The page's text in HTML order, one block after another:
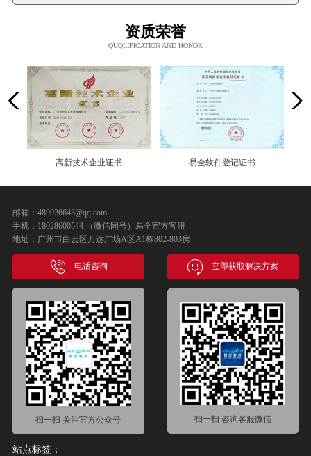
资质荣誉
QUQLIFICATION AND HONOR
易全软件登记证书 易全专利证书
邮箱：489926643@qq.com
手机：18028600544 （微信同号）易全官方客服
地址：广州市白云区万达广场A区A1栋802-803房
电话咨询 立即获取解决方案
扫一扫 关注官方公众号 扫一扫 咨询客服微信
站点标签：